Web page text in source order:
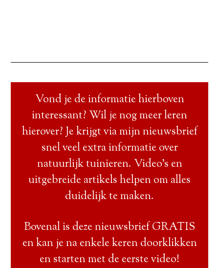
Vond je de informatie hierboven
interessant? Wil je nog meer leren
hierover? Je krijgt via mijn nieuwsbrief
snel veel extra informatie over
natuurlijk tuinieren. Video’s en
uitgebreide artikels helpen om alles
duidelijk te maken.
Bovenal is deze nieuwsbrief GRATIS
en kan je na enkele keren doorklikken
en starten met de eerste video!